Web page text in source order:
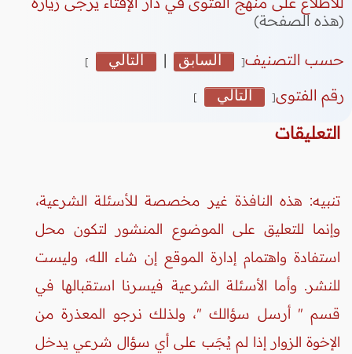
(هذه الصفحة)
حسب التصنيف[ السابق | التالي ]
رقم الفتوى[ التالي ]
التعليقات
تنبيه: هذه النافذة غير مخصصة للأسئلة الشرعية،
وإنما للتعليق على الموضوع المنشور لتكون محل
استفادة واهتمام إدارة الموقع إن شاء الله، وليست
للنشر. وأما الأسئلة الشرعية فيسرنا استقبالها في
قسم " أرسل سؤالك "، ولذلك نرجو المعذرة من
الإخوة الزوار إذا لم يُجَب على أي سؤال شرعي يدخل